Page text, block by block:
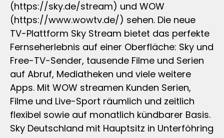
(https://sky.de/stream) und WOW
(https://www.wowtv.de/) sehen. Die neue
TV-Plattform Sky Stream bietet das perfekte
Fernseherlebnis auf einer Oberfläche: Sky und
Free-TV-Sender, tausende Filme und Serien
auf Abruf, Mediatheken und viele weitere
Apps. Mit WOW streamen Kunden Serien,
Filme und Live-Sport räumlich und zeitlich
flexibel sowie auf monatlich kündbarer Basis.
Sky Deutschland mit Hauptsitz in Unterföhring